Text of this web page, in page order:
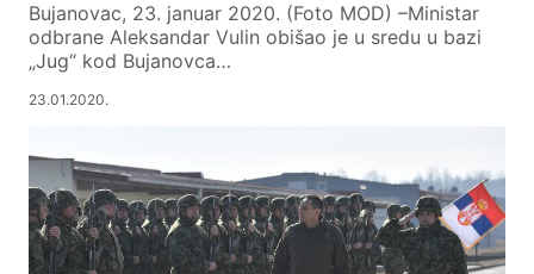
Bujanovac, 23. januar 2020. (Foto MOD) –Ministar
odbrane Aleksandar Vulin obišao je u sredu u bazi
„Jug“ kod Bujanovca…
23.01.2020.